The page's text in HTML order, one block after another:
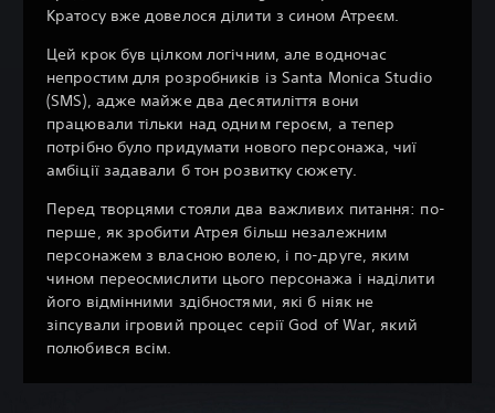
Кратосу вже довелося ділити з сином Атреєм.
Цей крок був цілком логічним, але водночас
непростим для розробників із Santa Monica Studio
(SMS), адже майже два десятиліття вони
працювали тільки над одним героєм, а тепер
потрібно було придумати нового персонажа, чиї
амбіції задавали б тон розвитку сюжету.
Перед творцями стояли два важливих питання: по-
перше, як зробити Атрея більш незалежним
персонажем з власною волею, і по-друге, яким
чином переосмислити цього персонажа і наділити
його відмінними здібностями, які б ніяк не
зіпсували ігровий процес серії God of War, який
полюбився всім.